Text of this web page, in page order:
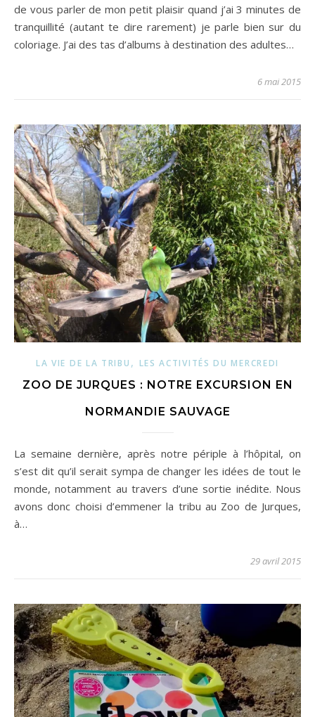
de vous parler de mon petit plaisir quand j’ai 3 minutes de
tranquillité (autant te dire rarement) je parle bien sur du
coloriage. J’ai des tas d’albums à destination des adultes…
6 mai 2015
LA VIE DE LA TRIBU , LES ACTIVITÉS DU MERCREDI
ZOO DE JURQUES : NOTRE EXCURSION EN
NORMANDIE SAUVAGE
La semaine dernière, après notre périple à l’hôpital, on
s’est dit qu’il serait sympa de changer les idées de tout le
monde, notamment au travers d’une sortie inédite. Nous
avons donc choisi d’emmener la tribu au Zoo de Jurques,
à…
29 avril 2015